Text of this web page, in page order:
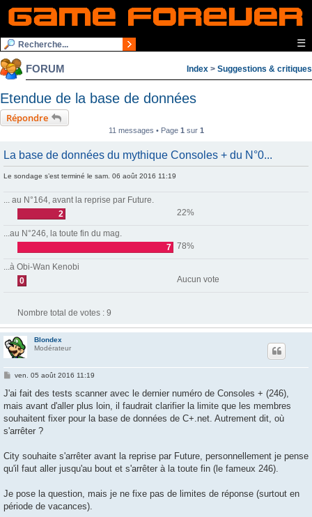
☰
FORUM Index > Suggestions & critiques
Etendue de la base de données
Répondre
11 messages • Page 1sur 1
La base de données du mythique Consoles + du N°0...
Le sondage s’est terminé le sam. 06 août 2016 11:19
... au N°164, avant la reprise par Future.
2
22%
...au N°246, la toute fin du mag.
7 78%
...à Obi-Wan Kenobi
0
Aucun vote
Nombre total de votes : 9
Blondex
Modérateur
M
s
a
g
ven. 05 août 2016 11:19
J'ai fait des tests scanner avec le dernier numéro de Consoles + (246),
mais avant d'aller plus loin, il faudrait clarifier la limite que les membres
souhaitent fixer pour la base de données de C+.net. Autrement dit, où
s'arrêter ?
City souhaite s'arrêter avant la reprise par Future, personnellement je pense
qu'il faut aller jusqu'au bout et s'arrêter à la toute fin (le fameux 246).
Je pose la question, mais je ne fixe pas de limites de réponse (surtout en
période de vacances).